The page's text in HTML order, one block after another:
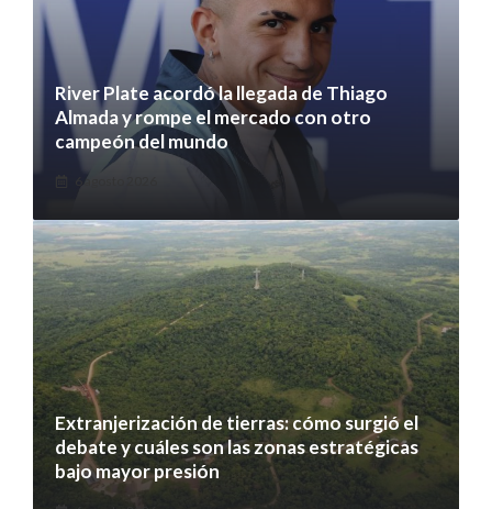
River Plate acordó la llegada de Thiago
Almada y rompe el mercado con otro
campeón del mundo
6 agosto 2026
Extranjerización de tierras: cómo surgió el
debate y cuáles son las zonas estratégicas
bajo mayor presión